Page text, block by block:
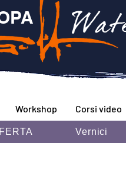
Workshop Corsi video
Vernici